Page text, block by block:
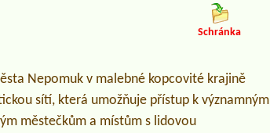
Schránka
Nepomuk v malebné kopcovité krajině
sítí, která umožňuje přístup k významným
městečkům a místům s lidovou